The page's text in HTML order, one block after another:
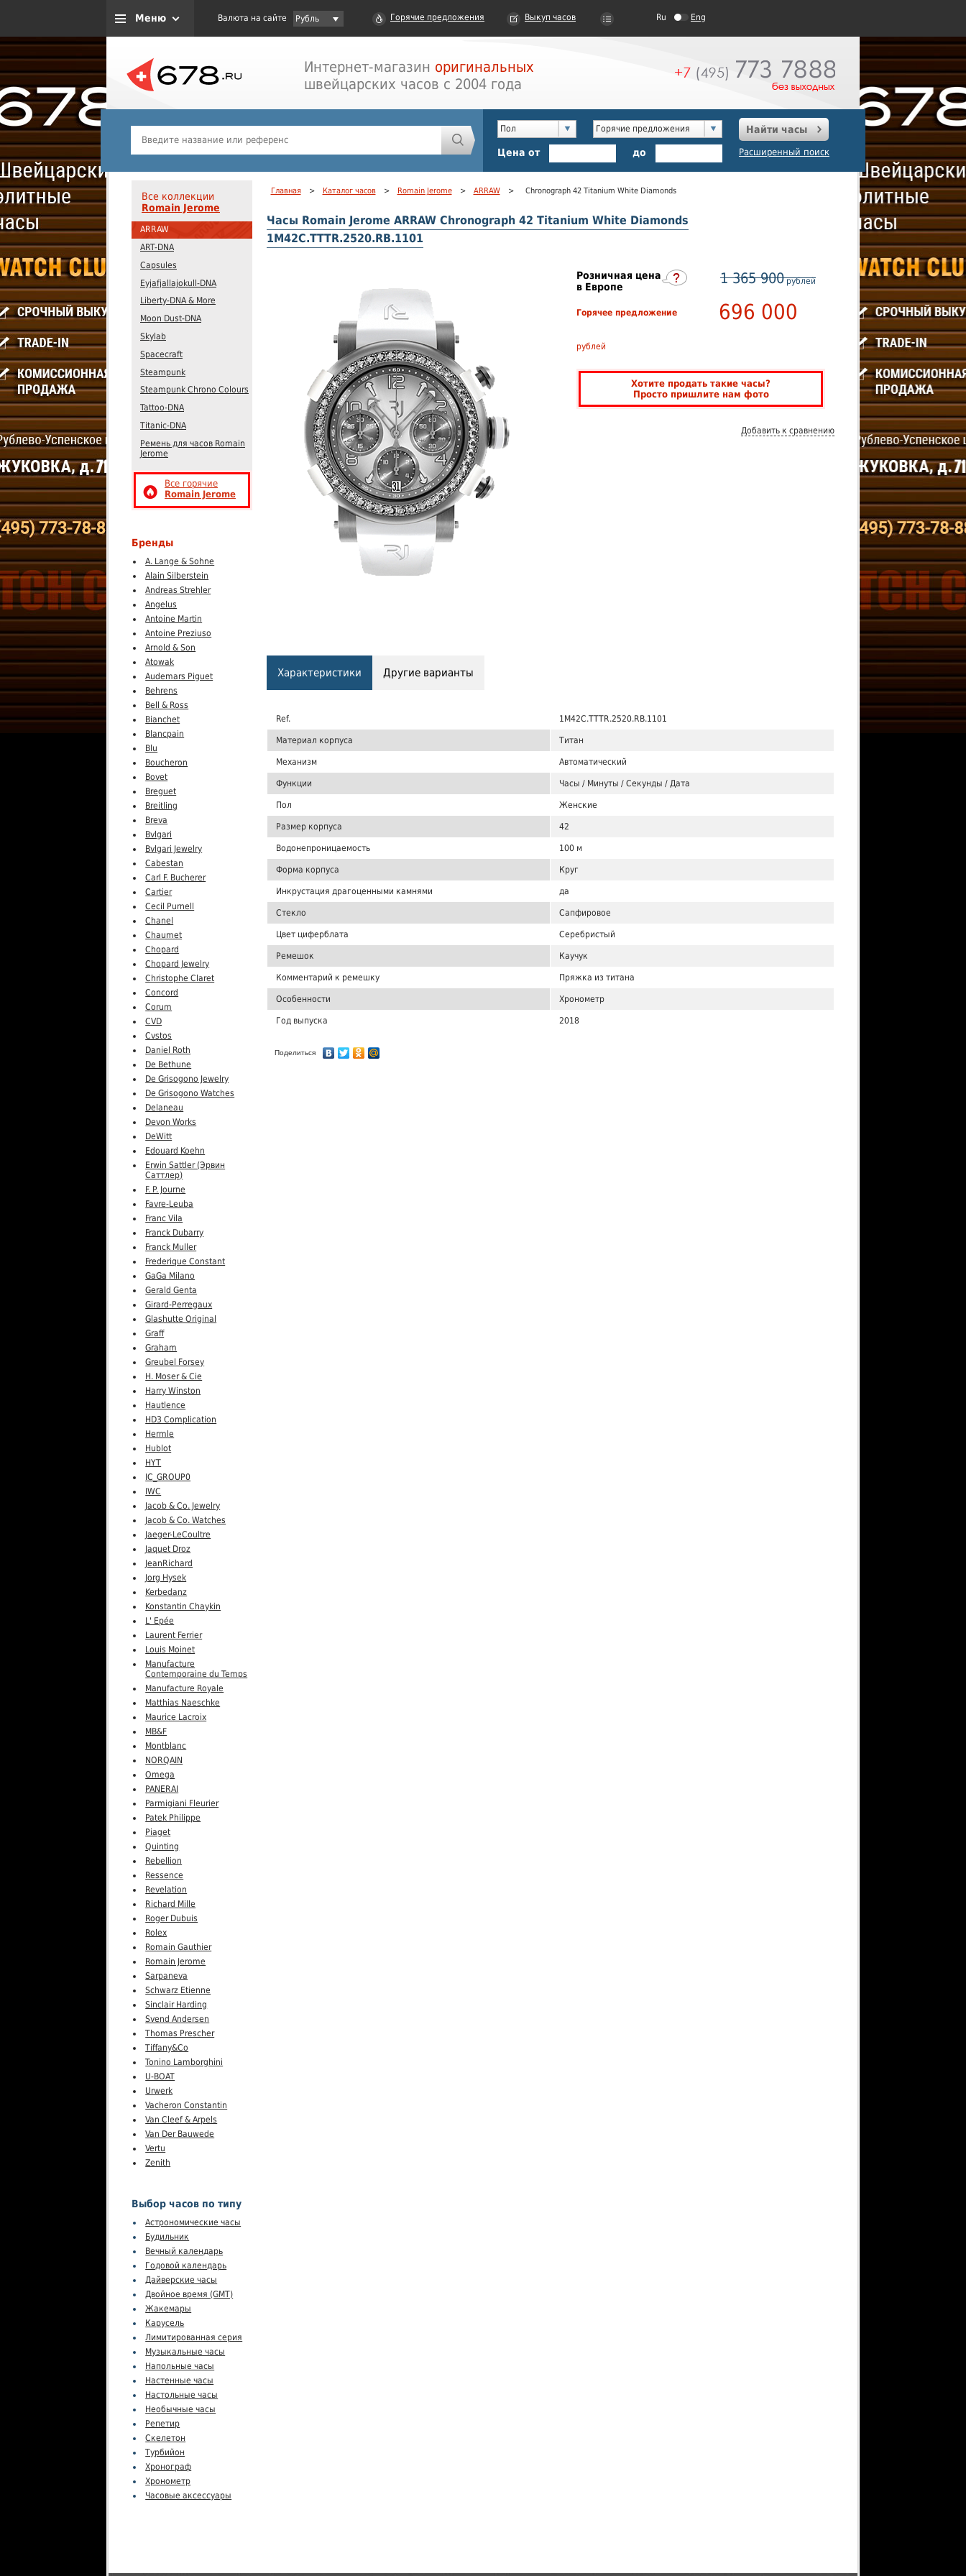
Меню Валюта на сайте Рубль Горячие предложения Выкуп часов Ru Eng
Интернет-магазин оригинальных
швейцарских часов с 2004 года
Пол Горячие предложения
Найти часы
Цена от
до Расширенный поиск
Все коллекции
Romain Jerome
ARRAW
ART-DNA
Capsules
Eyjafjallajokull-DNA
Liberty-DNA & More
Moon Dust-DNA
Skylab
Spacecraft
Steampunk
Steampunk Chrono Colours
Tattoo-DNA
Titanic-DNA
Ремень для часов Romain
Jerome
Все горячие
Romain Jerome
Бренды
A. Lange & Sohne
Alain Silberstein
Andreas Strehler
Angelus
Antoine Martin
Antoine Preziuso
Arnold & Son
Atowak
Audemars Piguet
Behrens
Bell & Ross
Bianchet
Blancpain
Blu
Boucheron
Bovet
Breguet
Breitling
Breva
Bvlgari
Bvlgari Jewelry
Cabestan
Carl F. Bucherer
Cartier
Cecil Purnell
Chanel
Chaumet
Chopard
Chopard Jewelry
Christophe Claret
Concord
Corum
CVD
Cvstos
Daniel Roth
De Bethune
De Grisogono Jewelry
De Grisogono Watches
Delaneau
Devon Works
DeWitt
Edouard Koehn
Erwin Sattler (Эрвин
Саттлер)
F. P. Journe
Favre-Leuba
Franc Vila
Franck Dubarry
Franck Muller
Frederique Constant
GaGa Milano
Gerald Genta
Girard-Perregaux
Glashutte Original
Graff
Graham
Greubel Forsey
H. Moser & Cie
Harry Winston
Hautlence
HD3 Complication
Hermle
Hublot
HYT
IC_GROUP0
IWC
Jacob & Co. Jewelry
Jacob & Co. Watches
Jaeger-LeCoultre
Jaquet Droz
JeanRichard
Jorg Hysek
Kerbedanz
Konstantin Chaykin
L' Epée
Laurent Ferrier
Louis Moinet
Manufacture
Contemporaine du Temps
Manufacture Royale
Matthias Naeschke
Maurice Lacroix
MB&F
Montblanc
NORQAIN
Omega
PANERAI
Parmigiani Fleurier
Patek Philippe
Piaget
Quinting
Rebellion
Ressence
Revelation
Richard Mille
Roger Dubuis
Rolex
Romain Gauthier
Romain Jerome
Sarpaneva
Schwarz Etienne
Sinclair Harding
Svend Andersen
Thomas Prescher
Tiffany&Co
Tonino Lamborghini
U-BOAT
Urwerk
Vacheron Constantin
Van Cleef & Arpels
Van Der Bauwede
Vertu
Zenith
Выбор часов по типу
Астрономические часы
Будильник
Вечный календарь
Годовой календарь
Дайверские часы
Двойное время (GMT)
Жакемары
Карусель
Лимитированная серия
Музыкальные часы
Напольные часы
Настенные часы
Настольные часы
Необычные часы
Репетир
Скелетон
Турбийон
Хронограф
Хронометр
Часовые аксессуары
Главная > Каталог часов > Romain Jerome > ARRAW > Chronograph 42 Titanium White Diamonds
Часы Romain Jerome ARRAW Chronograph 42 Titanium White Diamonds
1M42C.TTTR.2520.RB.1101
Розничная цена
в Европе
1 365 900 рублей
Горячее предложение 696 000
рублей
Хотите продать такие часы?
Просто пришлите нам фото
Добавить к сравнению
Характеристики Другие варианты
Ref. 1M42C.TTTR.2520.RB.1101
Материал корпуса Титан
Механизм Автоматический
Функции Часы / Минуты / Секунды / Дата
Пол Женские
Размер корпуса 42
Водонепроницаемость 100 м
Форма корпуса Круг
Инкрустация драгоценными камнями да
Стекло Сапфировое
Цвет циферблата Серебристый
Ремешок Каучук
Комментарий к ремешку Пряжка из титана
Особенности Хронометр
Год выпуска 2018
Поделиться